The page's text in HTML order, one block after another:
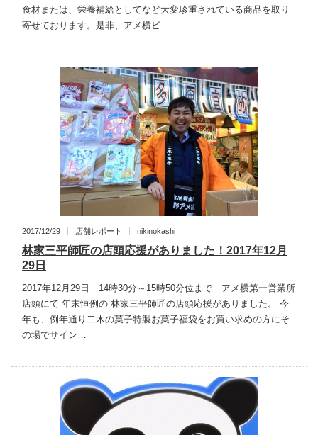
食材または、栄養補給としてなど大変珍重されている商品を取り
寄せております。是非、アメ横ビ…
2017/12/29 店舗レポート nikinokashi
林家三平師匠の店頭応援がありました！2017年12月
29日
2017年12月29日 14時30分～15時50分位まで アメ横第一営業所
店頭にて 年末恒例の 林家三平師匠の店頭応援がありました。 今
年も、例年通り二木の菓子特製お菓子福袋をお買い求めの方にそ
の場でサイン…